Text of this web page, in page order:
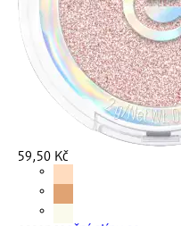
59,50 Kč